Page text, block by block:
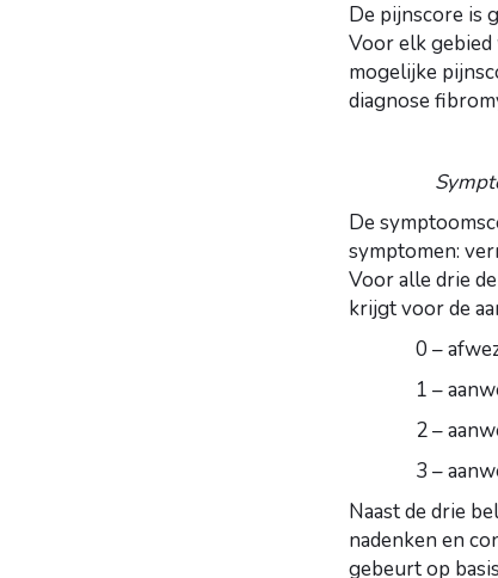
De pijnscore is
Voor elk gebied
mogelijke
diagnose
De
symptomen:
Voor alle drie
krijgt voor de
0 –
1 –
2 –
3 –
Naast de drie
nadenken en
gebeurt op